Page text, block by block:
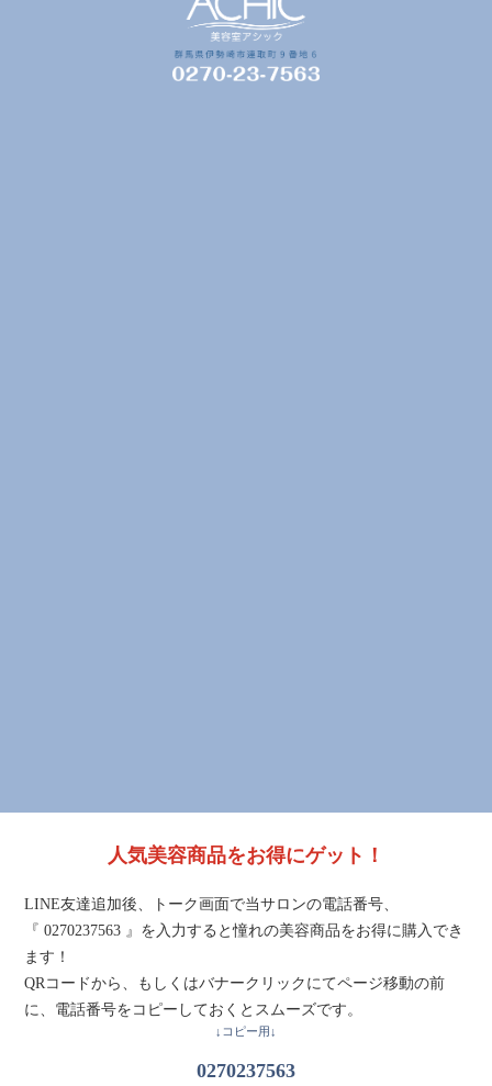
人気美容商品をお得にゲット！
LINE友達追加後、トーク画面で当サロンの電話番号、
『 0270237563 』を入力すると憧れの美容商品をお得に購入でき
ます！
QRコードから、もしくはバナークリックにてページ移動の前
に、電話番号をコピーしておくとスムーズです。
↓コピー用↓
0270237563